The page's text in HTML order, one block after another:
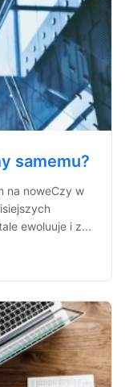
samemu?
na noweCzy w
ewoluuje i z...